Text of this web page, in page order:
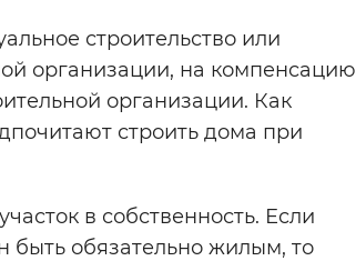
строительство или
организации, на компенсацию
организации. Как
строить дома при
в собственность. Если
быть обязательно жилым, то